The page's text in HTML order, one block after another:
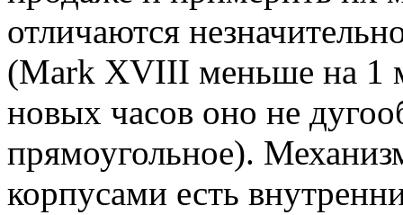
отличаются
(Mark XVIII меньше на 1
новых часов оно не
прямоугольное).
корпусами есть